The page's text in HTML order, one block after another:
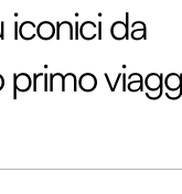
iconici da
primo